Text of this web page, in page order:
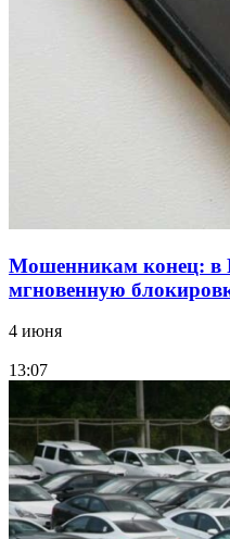
Фестиваль
11–13 сентября в
Мошенникам конец: в
мгновенную
4 июня
13:07